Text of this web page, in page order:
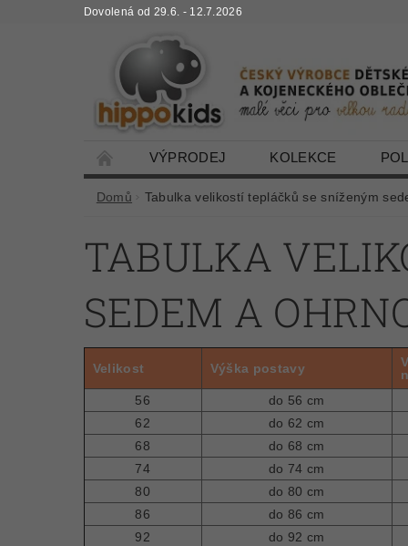
Dovolená od 29.6. - 12.7.2026
VÝPRODEJ KOLEKCE
Domů Tabulka velikostí tepláčků se sníženým
TABULKA
SEDEM A
Velikost Výška postavy
56 do 56 cm
62
do 62 cm
68
do 68 cm
74
do 74 cm
80
do 80 cm
86
do 86 cm
92
do 92 cm